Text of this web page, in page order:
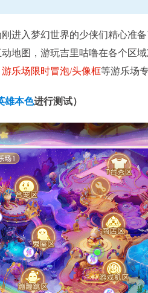
进行中
三、四周周六11:00至周日21:00
查看详情
进入梦幻世界的少侠们精心准
地图，游玩吉里咕噜在各个
乐场限时冒泡/头像框等游乐场
雄本色进行测试）